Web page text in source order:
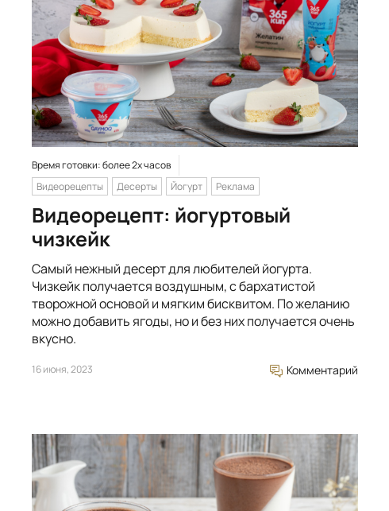
Время готовки: более 2х часов
Видеорецепты
Десерты Йогурт Реклама
Видеорецепт: йогуртовый
чизкейк
Самый нежный десерт для любителей йогурта.
Чизкейк получается воздушным, с бархатистой
творожной основой и мягким бисквитом. По желанию
можно добавить ягоды, но и без них получается очень
вкусно.
16 июня, 2023 Комментарий